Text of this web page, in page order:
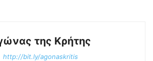
της Κρήτης
http://bit.ly/agonaskritis